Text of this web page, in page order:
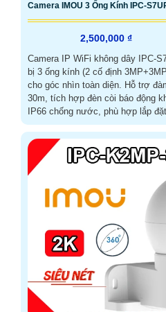
Camera IMOU 3 Ống Kính IPC-
2,500,000 ₫
Camera IP WiFi không dây IPC-
bị 3 ống kính (2 cố định
cho góc nhìn toàn diện. Hỗ trợ đàm thoại 2 chiều, Full Color
30m, tích hợp đèn còi báo động
IP66 chống nước, phù hợp lắp